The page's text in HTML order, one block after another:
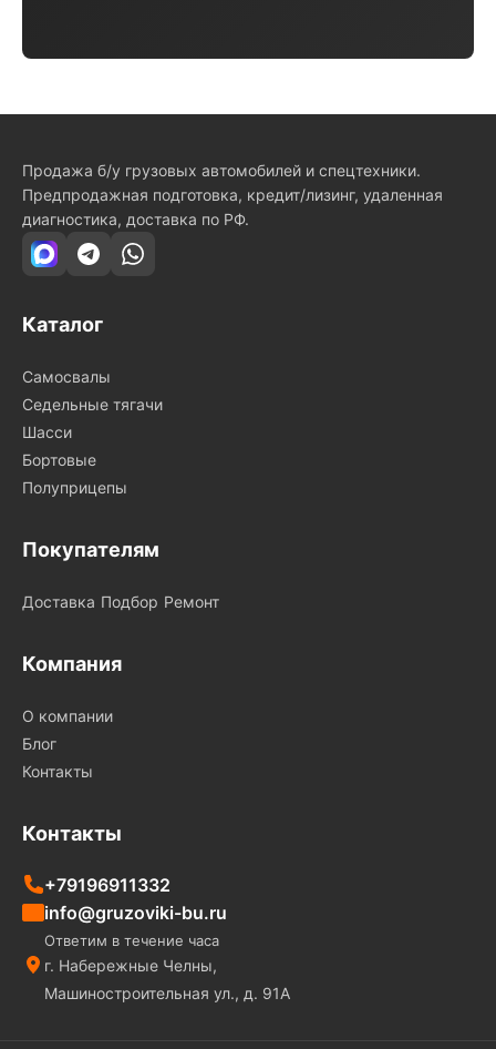
Продажа б/у грузовых автомобилей и спецтехники.
Предпродажная подготовка, кредит/лизинг, удаленная
диагностика, доставка по РФ.
Каталог
Самосвалы
Седельные тягачи
Шасси
Бортовые
Полуприцепы
Покупателям
Доставка Подбор Ремонт
Компания
О компании
Блог
Контакты
Контакты
+79196911332
info@gruzoviki-bu.ru
Ответим в течение часа
г. Набережные Челны,
Машиностроительная ул., д. 91А